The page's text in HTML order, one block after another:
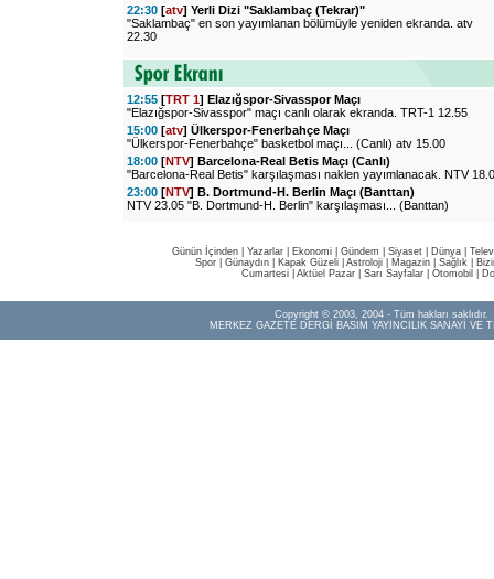
22:30 [atv] Yerli Dizi "Saklambaç (Tekrar)"
"Saklambaç" en son yayımlanan bölümüyle yeniden ekranda. atv
22.30
12:55 [TRT 1] Elazığspor-Sivasspor Maçı
"Elazığspor-Sivasspor" maçı canlı olarak ekranda. TRT-1 12.55
15:00 [atv] Ülkerspor-Fenerbahçe Maçı
"Ülkerspor-Fenerbahçe" basketbol maçı... (Canlı) atv 15.00
18:00 [NTV] Barcelona-Real Betis Maçı (Canlı)
"Barcelona-Real Betis" karşılaşması naklen yayımlanacak. NTV
23:00 [NTV] B. Dortmund-H. Berlin Maçı (Banttan)
NTV 23.05 "B. Dortmund-H. Berlin" karşılaşması... (Banttan)
Günün İçinden Yazarlar Ekonomi Gündem Siyaset Dünya |
Spor
Günaydın Kapak Güzeli Astroloji Magazin Sağlık
Cumartesi| Aktüel Pazar| Sarı Sayfalar| Otomobil
Copyright © 2003, 2004 - Tüm hakları saklıdır.
MERKEZ GAZETE DERGİ BASIM YAYINCILIK SANAYİ VE